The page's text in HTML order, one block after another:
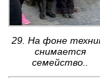
29. На фоне
снимается
семейство..